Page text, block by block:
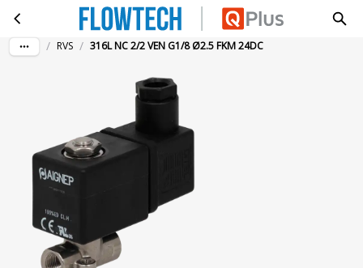
Ga naar hoofdinhoud316L NC 2/2 VEN G1/8 Ø2.5 FKM 24DC
/ RVS / 316L NC 2/2 VEN G1/8 Ø2.5 FKM 24DC